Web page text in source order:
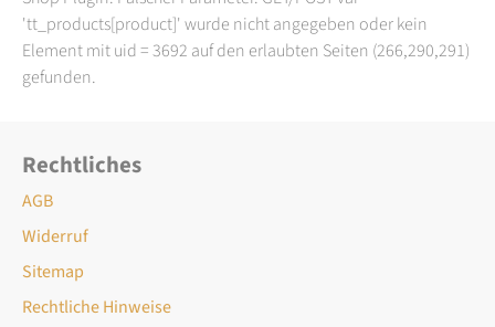
'tt_products[product]' wurde nicht angegeben oder kein
Element mit uid = 3692 auf den erlaubten Seiten (266,290,291)
gefunden.
Rechtliches
AGB
Widerruf
Sitemap
Rechtliche Hinweise